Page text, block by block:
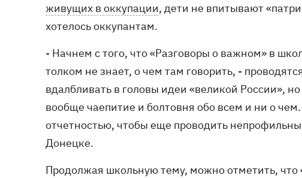
живущих в оккупации, дети не впитывают
хотелось оккупантам.
- Начнем с того, что «Разговоры о важном» в
толком не знает, о чем там говорить, -
вдалбливать в головы идеи «великой России»,
вообще чаепитие и болтовня обо всем и ни о
отчетностью, чтобы еще проводить
Донецке.
Продолжая школьную тему, можно отметить, что